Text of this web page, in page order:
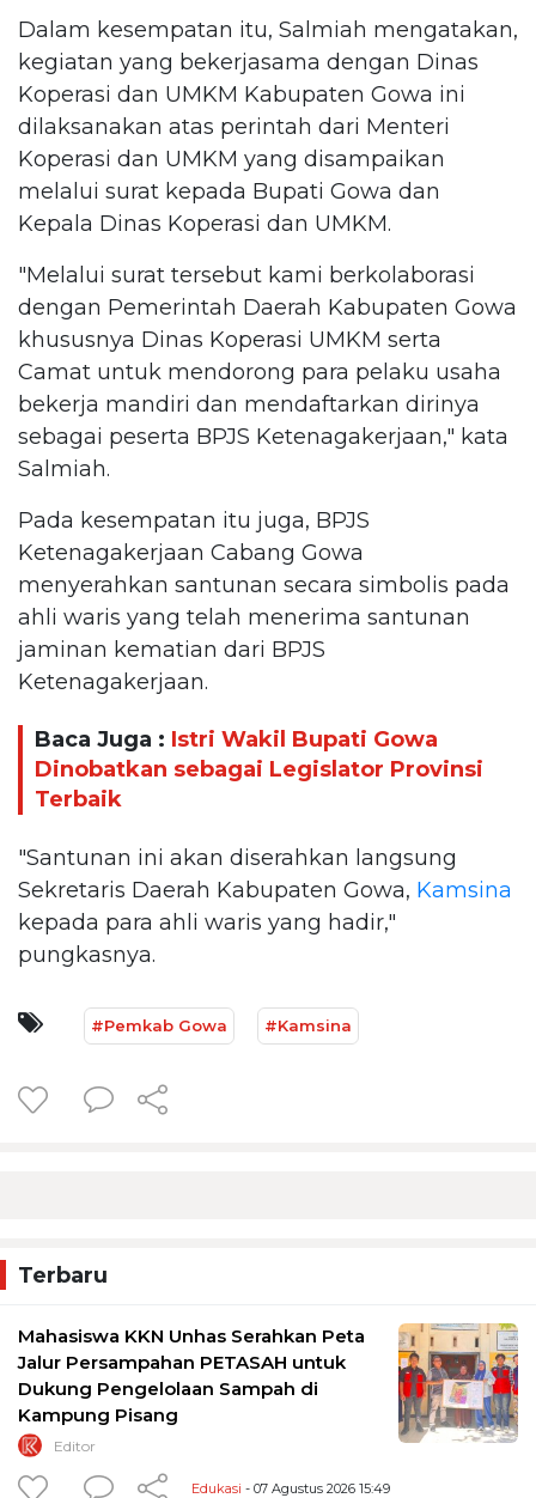
Dalam kesempatan itu, Salmiah mengatakan,
kegiatan yang bekerjasama dengan Dinas
Koperasi dan UMKM Kabupaten Gowa ini
dilaksanakan atas perintah dari Menteri
Koperasi dan UMKM yang disampaikan
melalui surat kepada Bupati Gowa dan
Kepala Dinas Koperasi dan UMKM.
"Melalui surat tersebut kami berkolaborasi
dengan Pemerintah Daerah Kabupaten Gowa
khususnya Dinas Koperasi UMKM serta
Camat untuk mendorong para pelaku usaha
bekerja mandiri dan mendaftarkan dirinya
sebagai peserta BPJS Ketenagakerjaan," kata
Salmiah.
Pada kesempatan itu juga, BPJS
Ketenagakerjaan Cabang Gowa
menyerahkan santunan secara simbolis pada
ahli waris yang telah menerima santunan
jaminan kematian dari BPJS
Ketenagakerjaan.
Baca Juga : Istri Wakil Bupati Gowa
Dinobatkan sebagai Legislator Provinsi
Terbaik
"Santunan ini akan diserahkan langsung
Sekretaris Daerah Kabupaten Gowa, Kamsina
kepada para ahli waris yang hadir,"
pungkasnya.
#Pemkab Gowa #Kamsina
Terbaru
Mahasiswa KKN Unhas Serahkan Peta
Jalur Persampahan PETASAH untuk
Dukung Pengelolaan Sampah di
Kampung Pisang
Editor
Edukasi - 07 Agustus 2026 15:49